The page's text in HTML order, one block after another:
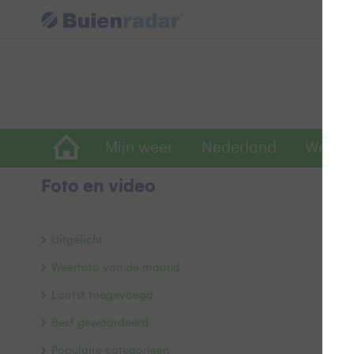
Mijn weer Nederland
Foto en video
Uitgelicht
Weerfoto van de maand
Laatst toegevoegd
Best gewaardeerd
Populaire categorieën